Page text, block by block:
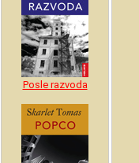
Posle razvoda